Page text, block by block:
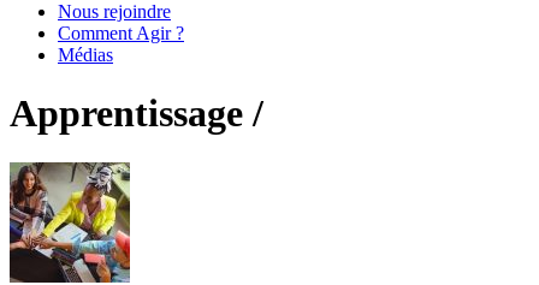
Nous rejoindre
Comment Agir ?
Médias
Apprentissage /